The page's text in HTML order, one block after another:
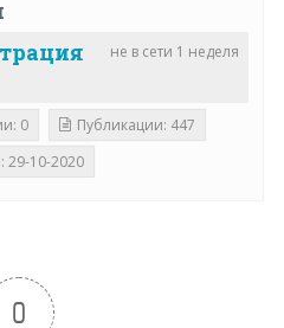
не в сети 1 неделя
0
Публикации: 447
29-10-2020
0